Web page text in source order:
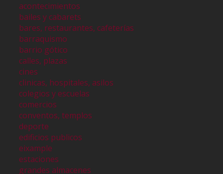
acontecimientos
bailes y cabarets
bares, restaurantes, cafeterías
barraquismo
barrio gótico
calles, plazas
cines
clinicas, hospitales, asilos
colegios y escuelas
comercios
conventos, templos
deporte
edificios publicos
eixample
estaciones
grandes almacenes